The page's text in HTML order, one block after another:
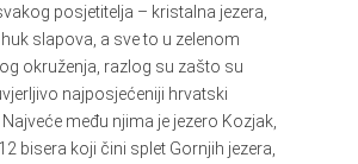
posjetitelja – kristalna jezera,
slapova, a sve to u zelenom
okruženja, razlog su zašto su
najposjećeniji hrvatski
među njima je jezero Kozjak,
bisera koji čini splet Gornjih jezera,